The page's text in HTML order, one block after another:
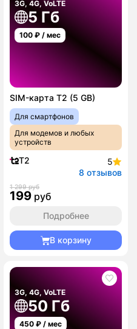
3G, 4G, VoLTE
5 Гб
100 ₽ / мес
SIM-карта T2 (5 GB)
Для смартфонов
Для модемов и любых
устройств
T2
5
8 отзывов
1 299 руб
199 руб
Подробнее
В корзину
3G, 4G, VoLTE
50 Гб
450 ₽ / мес